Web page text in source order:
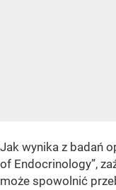
Jak wynika z badań
of Endocrinology”,
może spowolnić